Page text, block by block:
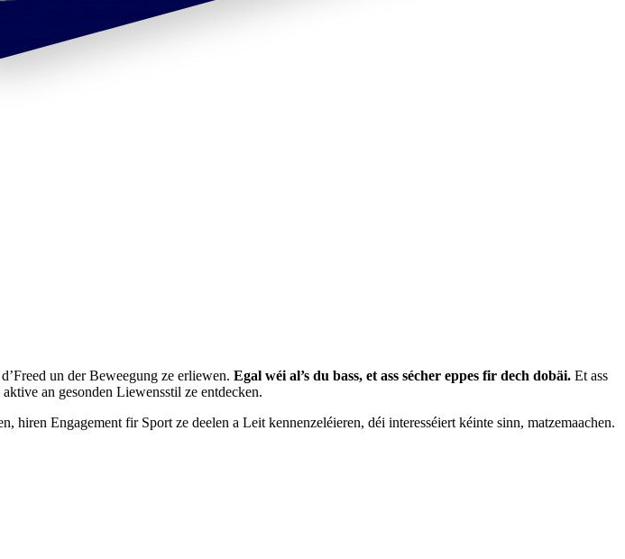
un der Beweegung ze erliewen. Egal wéi al’s du bass, et ass sécher eppes fir dech dobäi. Et ass
an gesonden Liewensstil ze entdecken.
Engagement fir Sport ze deelen a Leit kennenzeléieren, déi interesséiert kéinte sinn, matzemaachen.